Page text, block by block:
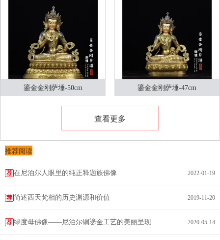
鎏金金刚萨埵-50cm 鎏金金刚萨埵-47cm
查看更多
推荐阅读
荐 在尼泊尔人眼里的纯正释迦族佛像 2022-01-19
荐 简述西天梵相的历史渊源和价值 2019-11-20
荐 绿度母佛像——尼泊尔铜鎏金工艺的美丽呈现 2020-05-14